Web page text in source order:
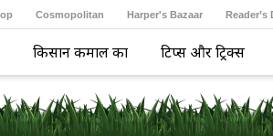
Cosmopolitan Harper's Bazaar Reader’s
किसान कमाल का टिप्स और ट्रिक्स